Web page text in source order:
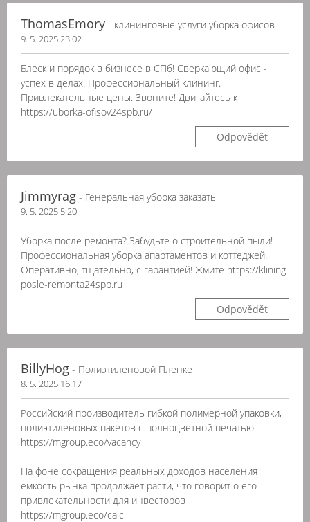
ThomasEmory - клининговые услуги уборка офисов
9. 5. 2025 23:02
Блеск и порядок в бизнесе в СПб! Сверкающий офис -
успех в делах! Профессиональный клининг.
Привлекательные цены. Звоните! Двигайтесь к
https://uborka-ofisov24spb.ru/
Odpovědět
Jimmyrag - Генеральная уборка заказать
9. 5. 2025 5:20
Уборка после ремонта? Забудьте о строительной пыли!
Профессиональная уборка апартаментов и коттеджей.
Оперативно, тщательно, с гарантией! Жмите https://klining-
posle-remonta24spb.ru
Odpovědět
BillyHog - Полиэтиленовой Пленке
8. 5. 2025 16:17
Российский производитель гибкой полимерной упаковки,
полиэтиленовых пакетов с полноцветной печатью
https://mgroup.eco/vacancy
На фоне сокращения реальных доходов населения
емкость рынка продолжает расти, что говорит о его
привлекательности для инвесторов
https://mgroup.eco/calc